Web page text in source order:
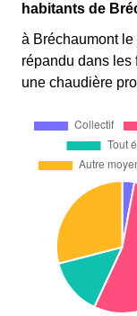
habitants de
à Bréchaumont
répandu dans les
une chaudière